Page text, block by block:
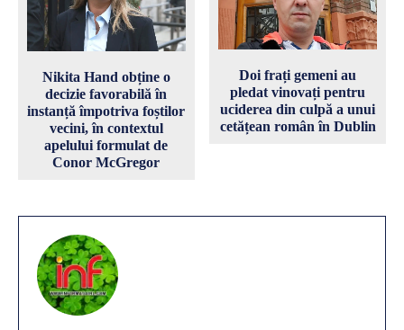
Nikita Hand obține o
decizie favorabilă în
instanță împotriva foștilor
vecini, în contextul
apelului formulat de
Conor McGregor
Doi frați gemeni au
pledat vinovați pentru
uciderea din culpă a unui
cetățean român în Dublin